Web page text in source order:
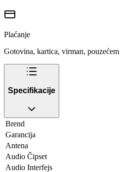
Plaćanje
Gotovina, kartica, virman, pouzećem
Specifikacije
Brend
Garancija
Antena
Audio Čipset
Audio Interfejs